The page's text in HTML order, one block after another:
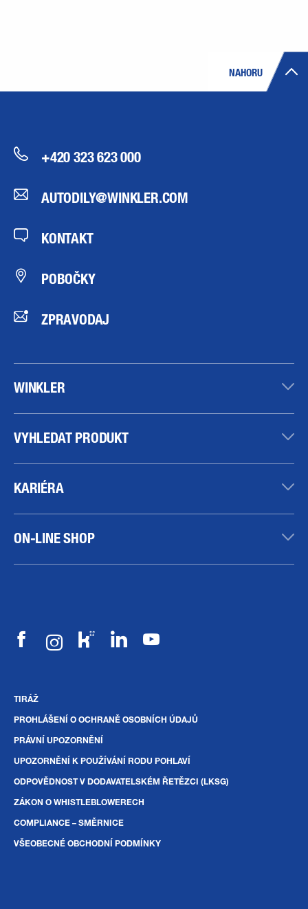
NAHORU
+420 323 623 000
AUTODILY@WINKLER.COM
KONTAKT
POBOČKY
ZPRAVODAJ
WINKLER
VYHLEDAT PRODUKT
KARIÉRA
ON-LINE SHOP
TIRÁŽ
PROHLÁŠENÍ O OCHRANĚ OSOBNÍCH ÚDAJŮ
PRÁVNÍ UPOZORNĚNÍ
UPOZORNĚNÍ K POUŽÍVÁNÍ RODU POHLAVÍ
ODPOVĚDNOST V DODAVATELSKÉM ŘETĚZCI (LKSG)
ZÁKON O WHISTLEBLOWERECH
COMPLIANCE – SMĚRNICE
VŠEOBECNÉ OBCHODNÍ PODMÍNKY